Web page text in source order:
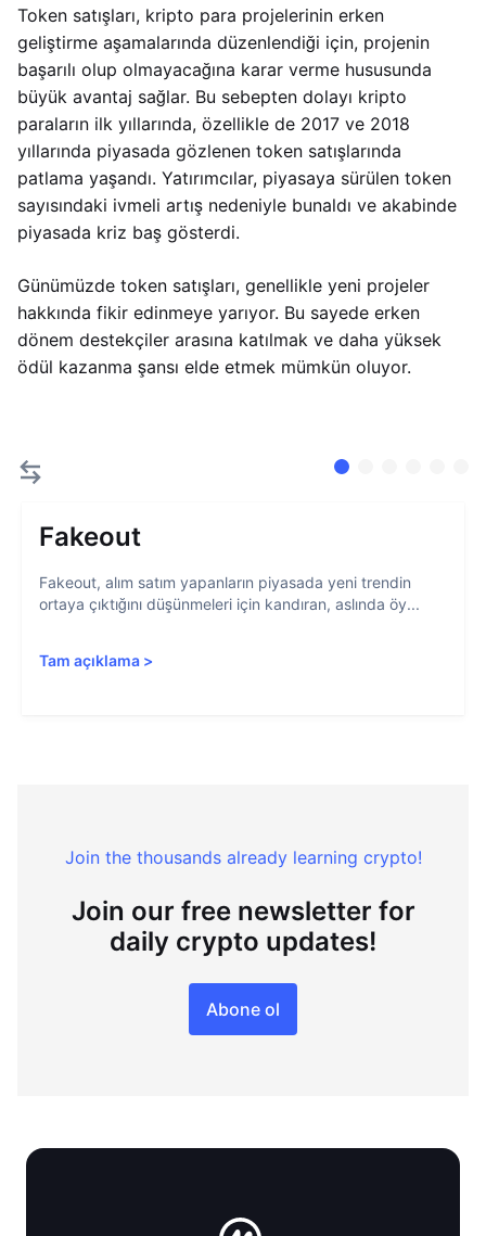
Token satışları, kripto para projelerinin erken
geliştirme aşamalarında düzenlendiği için, projenin
başarılı olup olmayacağına karar verme hususunda
büyük avantaj sağlar. Bu sebepten dolayı kripto
paraların ilk yıllarında, özellikle de 2017 ve 2018
yıllarında piyasada gözlenen token satışlarında
patlama yaşandı. Yatırımcılar, piyasaya sürülen token
sayısındaki ivmeli artış nedeniyle bunaldı ve akabinde
piyasada kriz baş gösterdi.
Günümüzde token satışları, genellikle yeni projeler
hakkında fikir edinmeye yarıyor. Bu sayede erken
dönem destekçiler arasına katılmak ve daha yüksek
ödül kazanma şansı elde etmek mümkün oluyor.
Fakeout
Fakeout, alım satım yapanların piyasada yeni trendin
ortaya çıktığını düşünmeleri için kandıran, aslında öy...
Tam açıklama >
Join the thousands already learning crypto!
Join our free newsletter for
daily crypto updates!
Abone ol